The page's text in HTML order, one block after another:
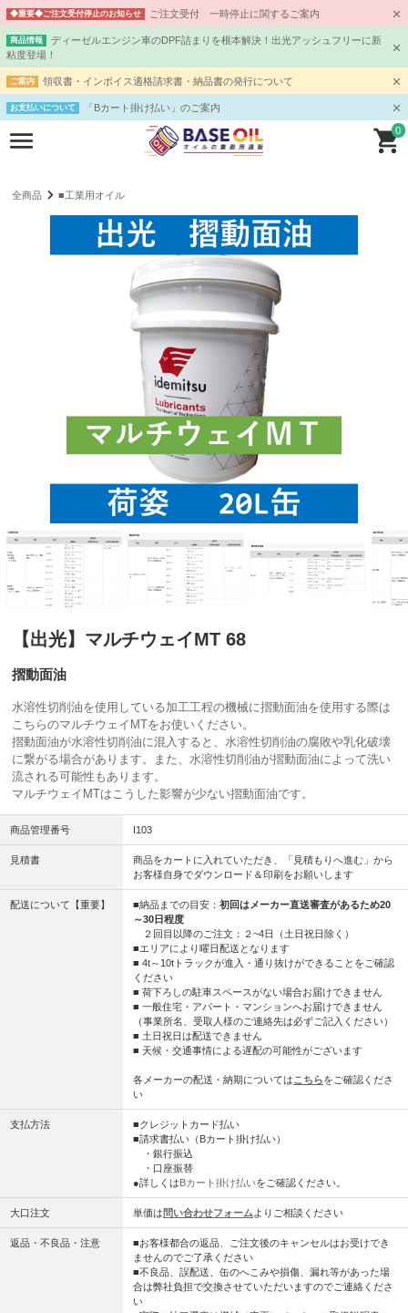
◆重要◆ご注文受付停止のお知らせ ご注文受付 一時停止に関するご案内
商品情報
ディーゼルエンジン車のDPF詰まりを根本解決！出光アッシュフリーに新
粘度登場！
ご案内 領収書・インボイス適格請求書・納品書の発行について
お支払いについて 「Bカート掛け払い」のご案内
0
全商品 ■工業用オイル
【出光】マルチウェイMT 68
摺動面油
水溶性切削油を使用している加工工程の機械に摺動面油を使用する際は
こちらのマルチウェイMTをお使いください。
摺動面油が水溶性切削油に混入すると、水溶性切削油の腐敗や乳化破壊
に繋がる場合があります。また、水溶性切削油が摺動面油によって洗い
流される可能性もあります。
マルチウェイMTはこうした影響が少ない摺動面油です。
商品管理番号 I103
見積書
商品をカートに入れていただき、「見積もりへ進む」から
お客様自身でダウンロード＆印刷をお願いします
配送について【重要】 ■納品までの目安：初回はメーカー直送審査があるため20
～30日程度
２回目以降のご注文：２~4日（土日祝日除く）
■エリアにより曜日配送となります
■ 4t～10tトラックが進入・通り抜けができることをご確認
ください
■ 荷下ろしの駐車スペースがない場合お届けできません
■ 一般住宅・アパート・マンションへお届けできません
（事業所名、受取人様のご連絡先は必ずご記入ください）
■ 土日祝日は配送できません
■ 天候・交通事情による遅配の可能性がございます
各メーカーの配送・納期についてはこちらをご確認くださ
い
支払方法
■クレジットカード払い
■請求書払い（Bカート掛け払い）
・銀行振込
・口座振替
●詳しくは Bカート掛け払いをご確認ください。
大口注文 単価は 問い合わせフォーム よりご相談ください
返品・不良品・注意
■お客様都合の返品、ご注文後のキャンセルはお受けでき
ませんのでご了承ください
■不良品、誤配送、缶のへこみや損傷、漏れ等があった場
合は弊社負担で交換させていただいますのでご連絡くださ
い